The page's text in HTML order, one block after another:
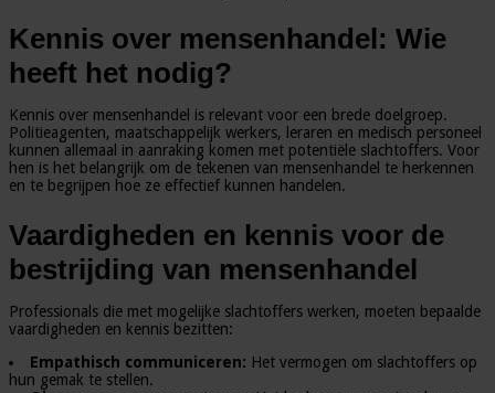
Kennis over mensenhandel: Wie
heeft het nodig?
Kennis over mensenhandel is relevant voor een brede doelgroep.
Politieagenten, maatschappelijk werkers, leraren en medisch personeel
kunnen allemaal in aanraking komen met potentiële slachtoffers. Voor
hen is het belangrijk om de tekenen van mensenhandel te herkennen
en te begrijpen hoe ze effectief kunnen handelen.
Vaardigheden en kennis voor de
bestrijding van mensenhandel
Professionals die met mogelijke slachtoffers werken, moeten bepaalde
vaardigheden en kennis bezitten:
Empathisch communiceren: Het vermogen om slachtoffers op
hun gemak te stellen.